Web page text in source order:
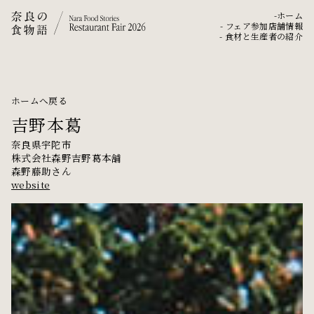
-ホーム
- フェア参加店舗情報
- 食材と生産者の紹介
ホームへ戻る
吉野本葛
奈良県宇陀市
株式会社森野吉野葛本舗
森野藤助さん
website